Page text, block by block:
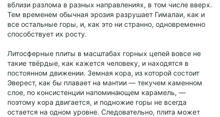
вблизи разлома в разных направлениях, в том числе вверх.
Тем временем обычная эрозия разрушает Гималаи, как и
все остальные горы, и, как это ни странно, одновременно
способствует их росту.
Литосферные плиты в масштабах горных цепей вовсе не
такие твёрдые, как кажется человеку, и находятся в
постоянном движении. Земная кора, из которой состоит
Эверест, как бы плавает на мантии — текучем каменном
слое, по консистенции напоминающем карамель, —
поэтому кора двигается, и подножие горы не всегда
остается на одном уровне. Следовательно, плита может